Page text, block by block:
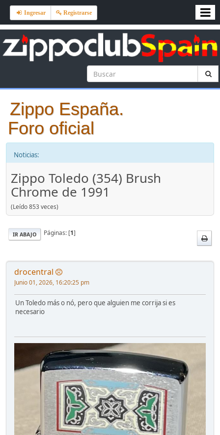
Ingresar Registrarse
Zippo España.
Foro oficial
Noticias:
Zippo Toledo (354) Brush
Chrome de 1991
(Leído 853 veces)
IR ABAJO Páginas: [1]
drocentral
Junio 01, 2026, 16:20:25 pm
Un Toledo más o nó, pero que alguien me corrija si es
necesario